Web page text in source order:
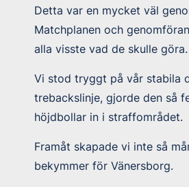
Detta var en mycket väl
Matchplanen och
alla visste vad de skulle göra.
Vi stod tryggt på vår stabila
trebackslinje, gjorde den så
höjdbollar in i straffområdet.
Framåt skapade vi inte så
bekymmer för Vänersborg.